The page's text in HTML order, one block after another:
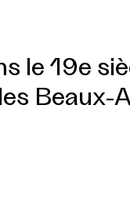
le 19e
Beaux-